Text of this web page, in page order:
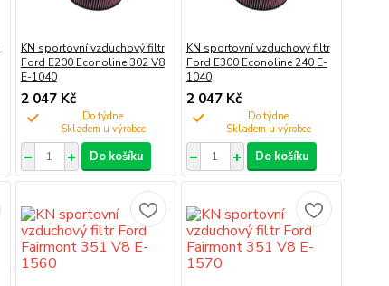
KN sportovní vzduchový filtr
Ford E200 Econoline 302 V8
E-1040
2 047 Kč
Do týdne
Do košíku
KN sportovní vzduchový filtr
Ford E300 Econoline 240 E-
1040
2 047 Kč
Do týdne
Do košíku